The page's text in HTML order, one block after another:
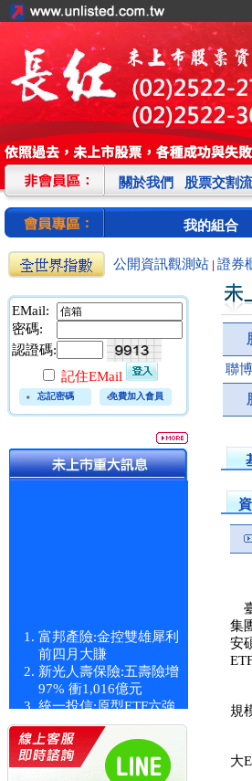
關於我們 股票交割
我的組合
公開資訊觀測站 證券
EMail:
密碼:
認證碼:
記住EMail
忘記密碼 免費加入會員
富邦產險:金控雙雄犀利
前四月大賺
新光人壽保險:五壽險增
97% 衝1,016億元
統一投信:原型ETF六強
統一投信:主動式ETF溢
價 被盯上
新光人壽保險:新壽Q1外
聯
集
安
規
大